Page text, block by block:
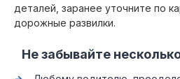
деталей, заранее уточните по
дорожные развилки.
Не забывайте